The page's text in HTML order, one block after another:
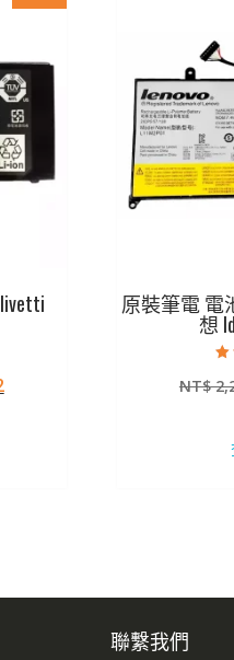
目
原裝筆電 電
想
NT$
聯繫我們